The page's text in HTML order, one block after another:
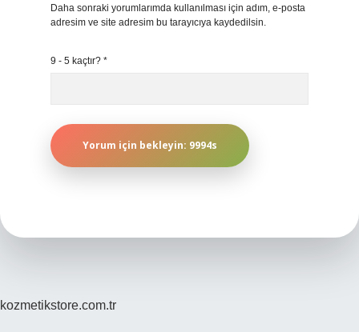
Daha sonraki yorumlarımda kullanılması için adım, e-posta
adresim ve site adresim bu tarayıcıya kaydedilsin.
9 - 5 kaçtır? *
kozmetikstore.com.tr